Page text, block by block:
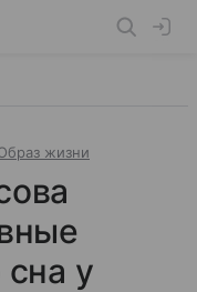
жизни
у